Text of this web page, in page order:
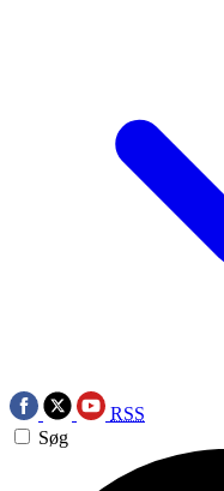
RSS
Søg